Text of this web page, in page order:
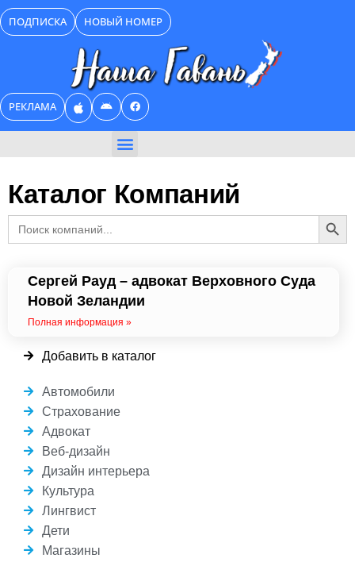
Перейти
к
содержимому
ПОДПИСКА НОВЫЙ НОМЕР
РЕКЛАМА
Каталог Компаний
Search
for:
Search
Сергей Рауд – адвокат Верховного Суда
Новой Зеландии
Полная информация »
Добавить в каталог
Автомобили
Страхование
Адвокат
Веб-дизайн
Дизайн интерьера
Культура
Лингвист
Дети
Магазины